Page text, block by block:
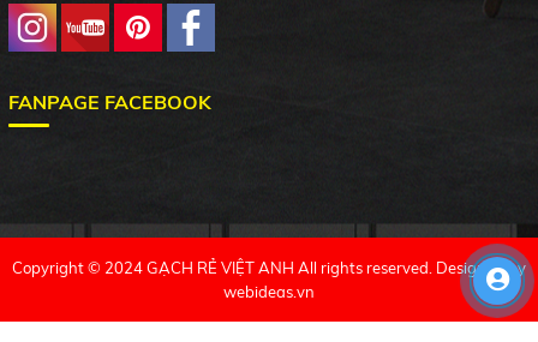
FANPAGE FACEBOOK
Copyright © 2024 GẠCH RẺ VIỆT ANH All rights reserved. Designed by
webideas.vn